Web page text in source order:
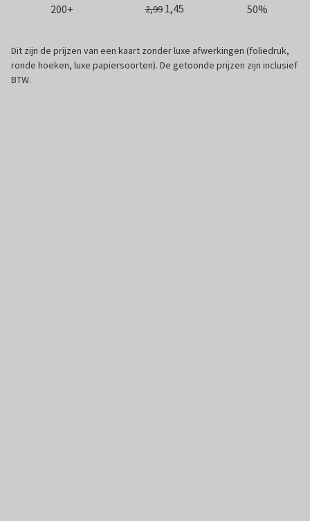
200+
2,99 1,45 50%
Dit zijn de prijzen van een kaart zonder luxe afwerkingen (foliedruk,
ronde hoeken, luxe papiersoorten). De getoonde prijzen zijn inclusief
BTW.